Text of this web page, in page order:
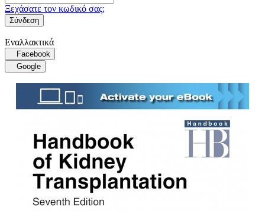
Ξεχάσατε τον κωδικό σας;
Σύνδεση
Εναλλακτικά
Facebook
Google